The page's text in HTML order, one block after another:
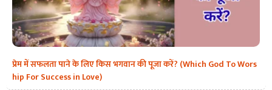
प्रेम में सफलता पाने के लिए किस भगवान की पूजा करें? (Which God To Wors
hip For Success in Love)